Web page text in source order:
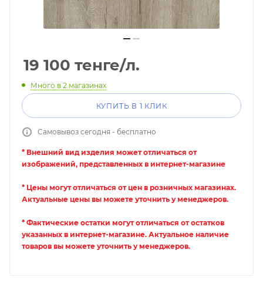
19 100 тенге/л.
Много в 2 магазинах
КУПИТЬ В 1 КЛИК
Самовывоз сегодня - бесплатно
* Внешний вид изделия может отличаться от
изображений, представленных в интернет-магазине
* Цены могут отличаться от цен в розничных магазинах.
Актуальные цены вы можете уточнить у менеджеров.
* Фактические остатки могут отличаться от остатков
указанных в интернет-магазине. Актуальное наличие
товаров вы можете уточнить у менеджеров.